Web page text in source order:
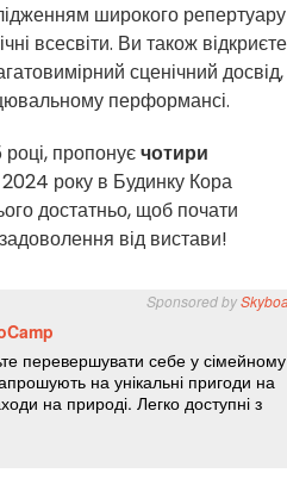
широкого репертуару
всесвіти. Ви також відкриєте
сценічний досвід,
перформансі.
пропонуєчотири
року в Будинку Кора
достатньо, щоб почати
від вистави!